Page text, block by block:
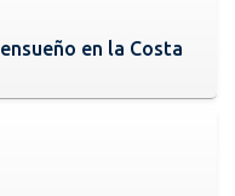
en la Costa